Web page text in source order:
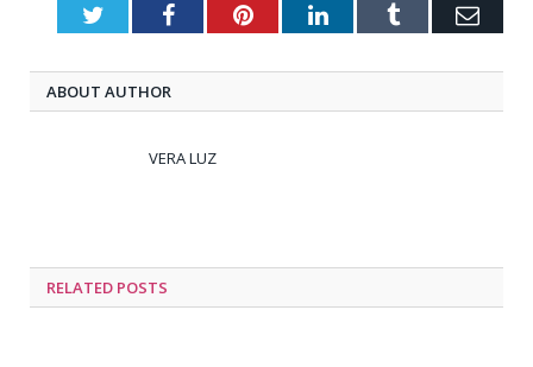
TwitterFacebookPinterestLinkedInTumblr
ABOUT AUTHOR
VERA LUZ
RELATED POSTS